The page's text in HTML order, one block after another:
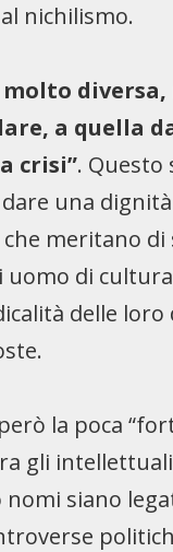
nichilismo.
diversa,
a quella
crisi”. Questo
una
meritano di
uomo di
delle loro
la poca
gli
siano